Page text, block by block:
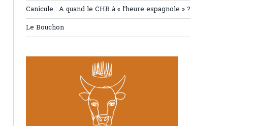
Canicule : A quand le CHR à « l’heure espagnole » ?
Le Bouchon